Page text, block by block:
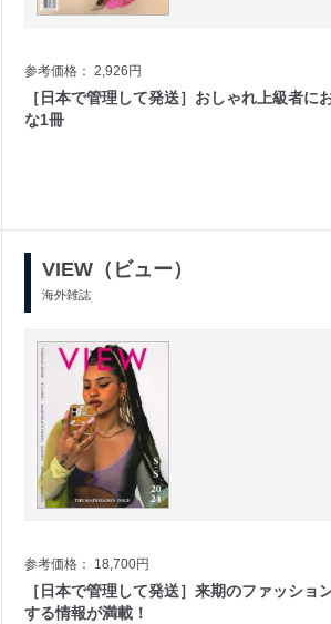
参考価格： 2,926円
［日本で管理して発送］おしゃれ上級者に
な1冊
VIEW（ビュー）
海外雑誌
参考価格： 18,700円
［日本で管理して発送］来期のファッショ
する情報が満載！